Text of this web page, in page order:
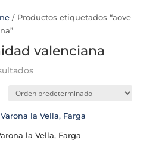
/ Productos etiquetados “aove
valenciana
la Vella, Farga